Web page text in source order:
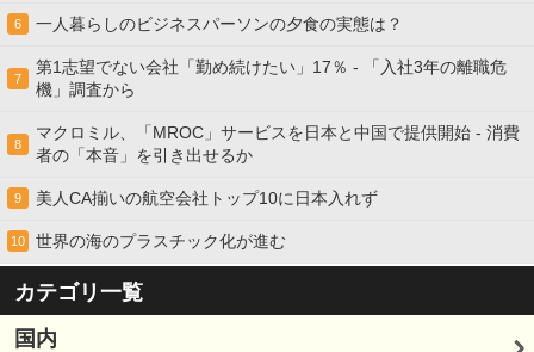
6 一人暮らしのビジネスパーソンの夕食の実態は？
7
第1志望でない会社「勤め続けたい」17％ - 「入社3年の離職危
機」調査から
8
マクロミル、「MROC」サービスを日本と中国で提供開始 - 消費
者の「本音」を引き出せるか
9 美人CA揃いの航空会社トップ10に日本入れず
10 世界の海のプラスチック化が進む
カテゴリ一覧
国内